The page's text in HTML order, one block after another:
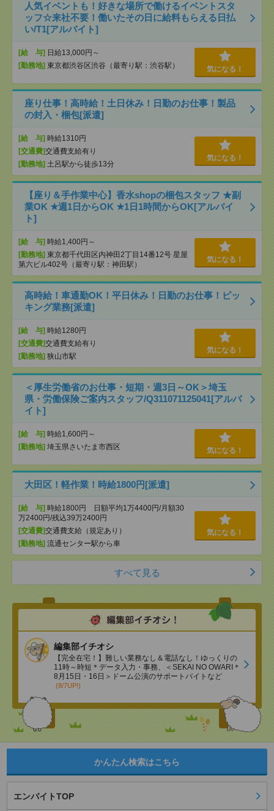
人気イベントも！好きな場所で働けるイベントスタ
ッフ☆来社不要！働いたその日に給料もらえる日払
い/T1[アルバイト]
[給 与] 日給13,000円～
[勤務地] 東京都渋谷区渋谷（最寄り駅：渋谷駅） 気になる！
座り仕事！高時給！土日休み！日勤のお仕事！製品
の封入・梱包[派遣]
[給 与] 時給1310円
[交通費]交通費支給有り
[勤務地] 土呂駅から徒歩13分
気になる！
【座り＆手作業中心】香水shopの梱包スタッフ ★副
業OK ★週1日からOK ★1日1時間からOK[アルバイ
ト]
[給 与] 時給1,400円～
[勤務地] 東京都千代田区内神田2丁目14番12号 星屋
第六ビル402号（最寄り駅：神田駅）
気になる！
高時給！車通勤OK！平日休み！日勤のお仕事！ピッ
キング業務[派遣]
[給 与] 時給1280円
[交通費]交通費支給有り
[勤務地] 狭山市駅
気になる！
＜厚生労働省のお仕事・短期・週3日～OK＞埼玉
県・労働保険ご案内スタッフ/Q311071125041[アルバ
イト]
[給 与] 時給1,600円～
[勤務地] 埼玉県さいたま市西区 気になる！
大田区！軽作業！時給1800円[派遣]
[給 与] 時給1800円 日額平均1万4400円/月額30
万2400円/残込39万2400円
[交通費]交通費支給（規定あり）
[勤務地] 流通センター駅から車
気になる！
すべて見る
編集部イチオシ
【完全在宅！】難しい業務なし＆電話なし！ゆっくりの
11時～時短＊データ入力・事務、＜SEKAI NO OWARI＊
8月15日・16日＞ドーム公演のサポートバイトなど
(8/7UP!)
かんたん検索はこちら
エンバイトTOP